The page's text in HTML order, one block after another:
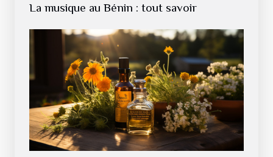
La musique au Bénin : tout savoir